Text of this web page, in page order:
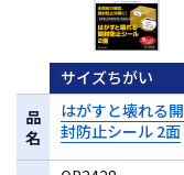
ラベルのみ
0.10mm
品
名
サイズちがい
はがすと壊れる開
封防止シール 2面